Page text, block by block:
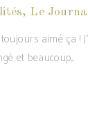
, Le
aimé ça !
et beaucoup